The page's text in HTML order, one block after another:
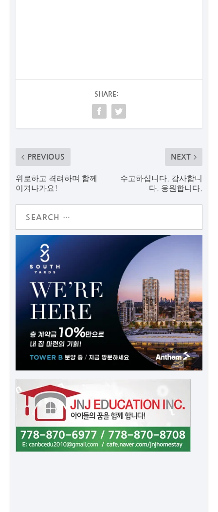
SHARE:
PREVIOUS
위로하고 격려하며 함께
이겨나가요!
NEXT
수고하십니다. 감사합니
다. 응원합니다.